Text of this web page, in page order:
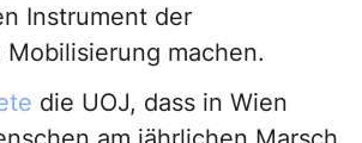
Instrument der
machen.
die UOJ, dass in Wien